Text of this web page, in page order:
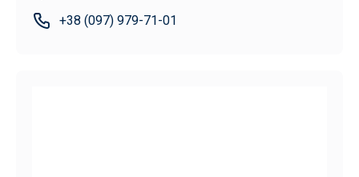
+38 (097) 979-71-01